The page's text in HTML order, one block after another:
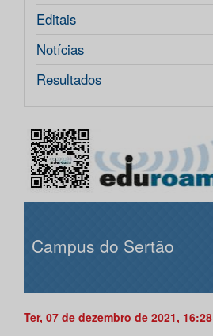
Editais
Notícias
Resultados
Campus do Sertão
Ter, 07 de dezembro de 2021, 16:28